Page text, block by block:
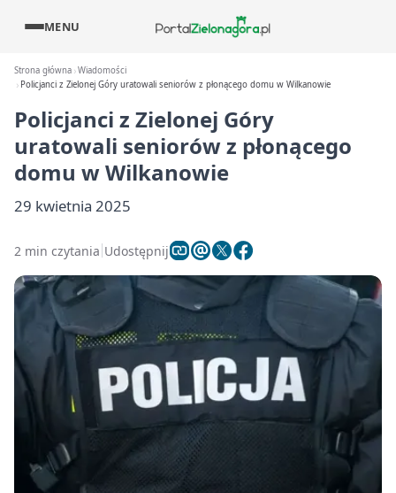
MENU
Strona główna Wiadomości
Policjanci z Zielonej Góry uratowali seniorów z płonącego domu w Wilkanowie
Policjanci z Zielonej Góry
uratowali seniorów z płonącego
domu w Wilkanowie
29 kwietnia 2025
2 min czytania Udostępnij